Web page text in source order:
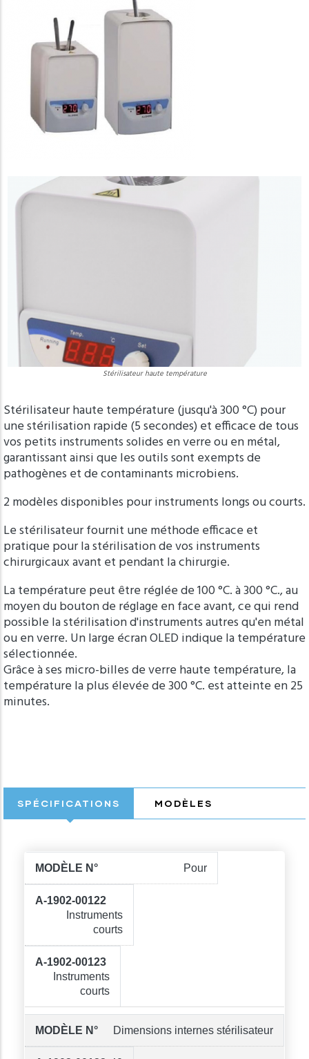
Stérilisateur haute température
Stérilisateur haute température (jusqu'à 300 °C) pour
une stérilisation rapide (5 secondes) et efficace de tous
vos petits instruments solides en verre ou en métal,
garantissant ainsi que les outils sont exempts de
pathogènes et de contaminants microbiens.
2 modèles disponibles pour instruments longs ou courts.
Le stérilisateur fournit une méthode efficace et
pratique pour la stérilisation de vos instruments
chirurgicaux avant et pendant la chirurgie.
La température peut être réglée de 100 °C. à 300 °C., au
moyen du bouton de réglage en face avant, ce qui rend
possible la stérilisation d'instruments autres qu'en métal
ou en verre. Un large écran OLED indique la température
sélectionnée.
Grâce à ses micro-billes de verre haute température, la
température la plus élevée de 300 °C. est atteinte en 25
minutes.
SPÉCIFICATIONS MODÈLES
Pour
Instruments
courts
Instruments
courts
Dimensions internes stérilisateur